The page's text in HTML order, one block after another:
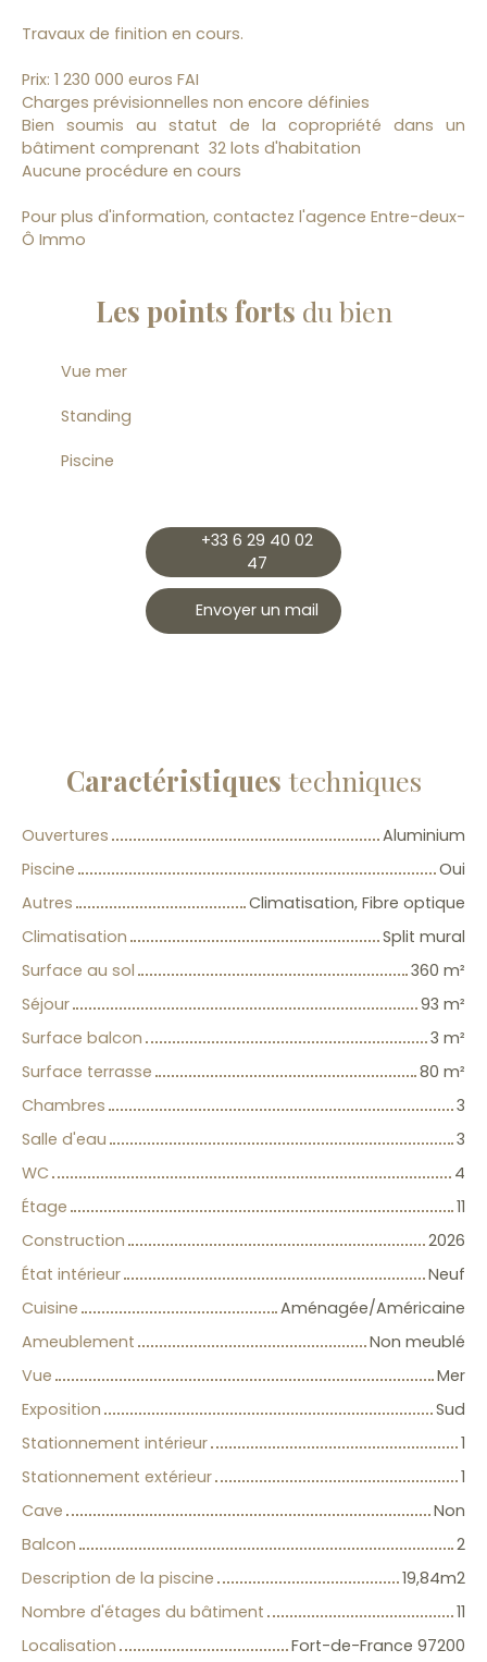
Travaux de finition en cours.
Prix: 1 230 000 euros FAI
Charges prévisionnelles non encore définies
Bien soumis au statut de la copropriété dans un
bâtiment comprenant 32 lots d'habitation
Aucune procédure en cours
Pour plus d'information, contactez l'agence Entre-deux-
Ô Immo
Les points forts du bien
Vue mer
Standing
Piscine
+33 6 29 40 02
47
Envoyer un mail
Caractéristiques techniques
Ouvertures
Aluminium
Piscine
Oui
Autres
Climatisation, Fibre optique
Climatisation
Split mural
Surface au sol
360 m²
Séjour
93 m²
Surface balcon
3 m²
Surface terrasse
80 m²
Chambres
3
Salle d'eau
3
WC
4
Étage
11
Construction
2026
État intérieur
Neuf
Cuisine
Aménagée/Américaine
Ameublement
Non meublé
Vue
Mer
Exposition
Sud
Stationnement intérieur
1
Stationnement extérieur
1
Cave
Non
Balcon
2
Description de la piscine
19,84m2
Nombre d'étages du bâtiment
11
Localisation
Fort-de-France 97200